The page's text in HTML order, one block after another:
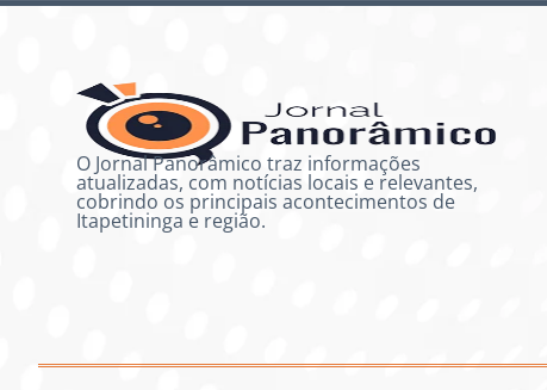
O Jornal Panorâmico traz informações
atualizadas, com notícias locais e relevantes,
cobrindo os principais acontecimentos de
Itapetininga e região.